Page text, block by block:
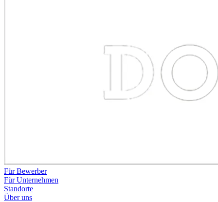
Für Bewerber
Für Unternehmen
Standorte
Über uns